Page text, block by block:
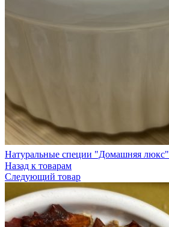
Натуральные специи "Домашняя люкс"
Назад к товарам
Следующий товар